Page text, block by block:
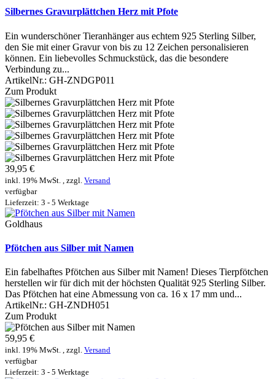
Silbernes Gravurplättchen Herz mit Pfote
Ein wunderschöner Tieranhänger aus echtem 925 Sterling Silber,
den Sie mit einer Gravur von bis zu 12 Zeichen personalisieren
können. Ein liebevolles Schmuckstück, das die besondere
Verbindung zu...
ArtikelNr.: GH-ZNDGP011
Zum Produkt
39,95 €
inkl. 19% MwSt. , zzgl. Versand
verfügbar
Lieferzeit: 3 - 5 Werktage
Goldhaus
Pfötchen aus Silber mit Namen
Ein fabelhaftes Pfötchen aus Silber mit Namen! Dieses Tierpfötchen
herstellen wir für dich mit der höchsten Qualität 925 Sterling Silber.
Das Pfötchen hat eine Abmessung von ca. 16 x 17 mm und...
ArtikelNr.: GH-ZNDH051
Zum Produkt
59,95 €
inkl. 19% MwSt. , zzgl. Versand
verfügbar
Lieferzeit: 3 - 5 Werktage